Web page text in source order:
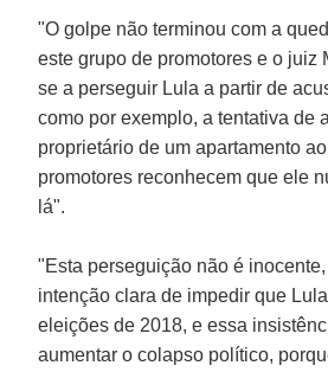
"O golpe não terminou com a
este grupo de promotores e o juiz
se a perseguir Lula a partir de
como por exemplo, a tentativa de
proprietário de um apartamento
promotores reconhecem que ele
lá".
"Esta perseguição não é
intenção clara de impedir que
eleições de 2018, e essa
aumentar o colapso político,